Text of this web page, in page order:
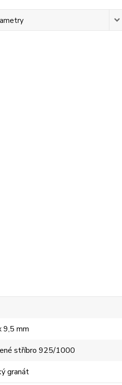
9,5 mm
stříbro 925/1000
granát